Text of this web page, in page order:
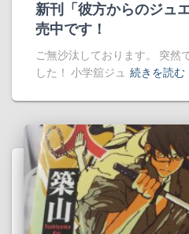
新刊「彼方からのジュ
売中です！
ご無沙汰しております。 突然
した！ 小学舘ジュ 続きを読む